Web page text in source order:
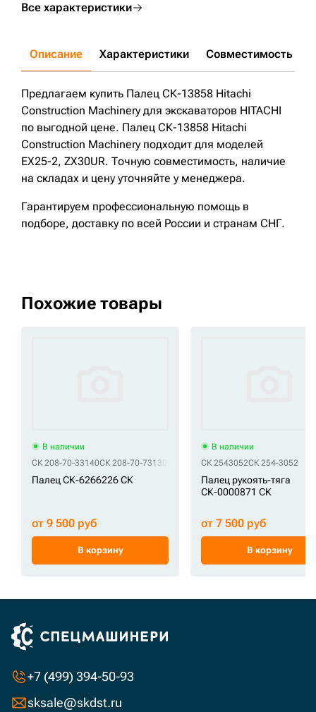
Все характеристики
Описание Характеристики Совместимость
Предлагаем купить Палец СК-13858 Hitachi
Construction Machinery для экскаваторов HITACHI
по выгодной цене. Палец СК-13858 Hitachi
Construction Machinery подходит для моделей
EX25-2, ZX30UR. Точную совместимость, наличие
на складах и цену уточняйте у менеджера.
Гарантируем профессиональную помощь в
подборе, доставку по всей России и странам СНГ.
Похожие товары
В наличии
СК 208-70-33140СК 208-70-73130 СК 208-70-73131
Палец СК-6266226 СК
от 9 500 руб
В корзину
В наличии
СК 2543052СК 254-3052
Палец рукоять-тяга
СК-0000871 СК
от 7 500 руб
В корзину
+7 (499) 394-50-93
sksale@skdst.ru